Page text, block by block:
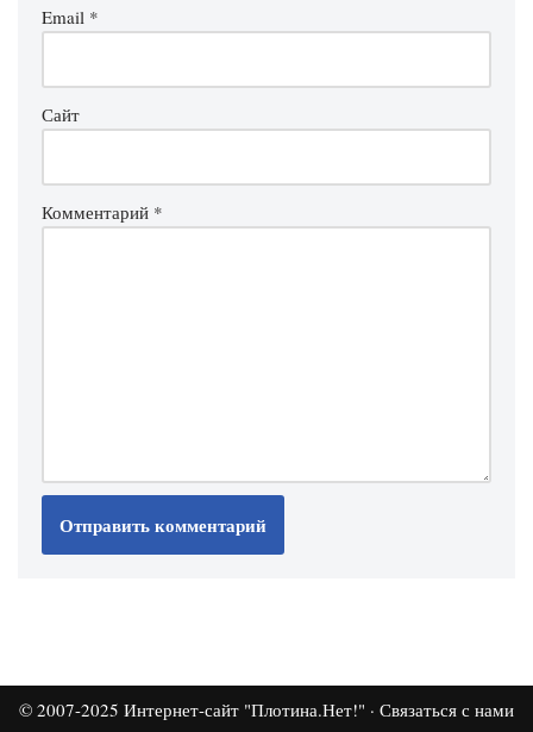
Email *
Сайт
Комментарий *
© 2007-2025 Интернет-сайт "Плотина.Нет!" · Связаться с нами